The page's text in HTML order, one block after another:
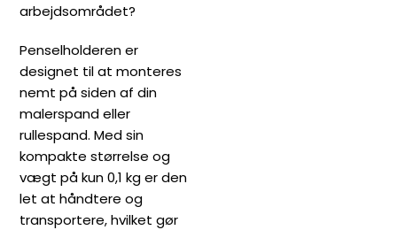
arbejdsområdet?
Penselholderen er
designet til at monteres
nemt på siden af din
malerspand eller
rullespand. Med sin
kompakte størrelse og
vægt på kun 0,1 kg er den
let at håndtere og
transportere, hvilket gør